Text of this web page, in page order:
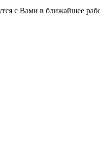
с Вами в ближайшее